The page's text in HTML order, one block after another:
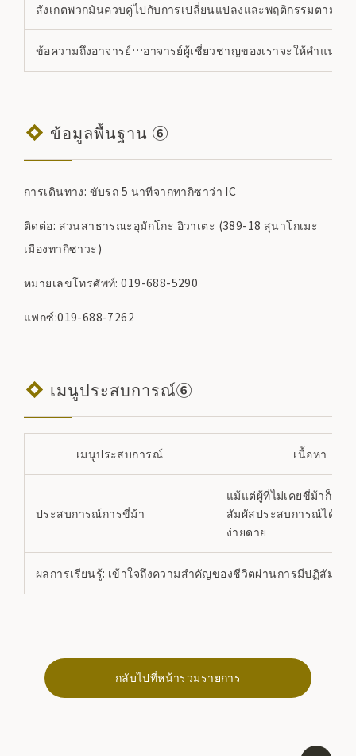
สังเกตพวกมันควบคู่ไปกับการเปลี่ยนแปลงและพฤติกรรมตามฤดู
ข้อความถึงอาจารย์…อาจารย์ผู้เชี่ยวชาญของเราจะให้คำแนะน
ข้อมูลพื้นฐาน ⑥
การเดินทาง: ขับรถ 5 นาทีจากทากิซาว่า IC
ติดต่อ: สวนสาธารณะอุมักโกะ อิวาเตะ (389-18 สุนาโกเมะ
เมืองทากิซาวะ)
หมายเลขโทรศัพท์: 019-688-5290
แฟกซ์:019-688-7262
เมนูประสบการณ์⑥
เมนูประสบการณ์ เนื้อหา
ประสบการณ์การขี่ม้า
แม้แต่ผู้ที่ไม่เคยขี่ม้าก็สาม
สัมผัสประสบการณ์ได้อย่
ง่ายดาย
ผลการเรียนรู้: เข้าใจถึงความสำคัญของชีวิตผ่านการมีปฏิสัมพั
กลับไปที่หน้ารวมรายการ